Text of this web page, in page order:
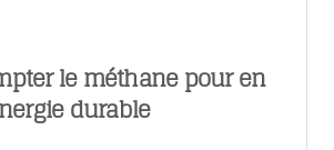
le méthane pour en
durable